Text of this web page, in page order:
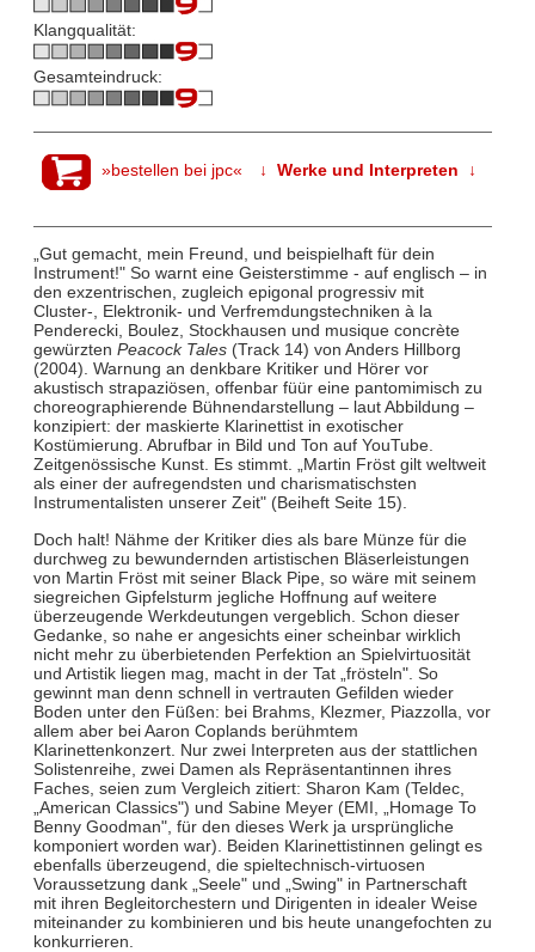
Klangqualität:
Gesamteindruck:
»bestellen bei jpc« ↓ Werke und Interpreten ↓
„Gut gemacht, mein Freund, und beispielhaft für dein
Instrument!" So warnt eine Geisterstimme - auf englisch – in
den exzentrischen, zugleich epigonal progressiv mit
Cluster-, Elektronik- und Verfremdungstechniken à la
Penderecki, Boulez, Stockhausen und musique concrète
gewürzten Peacock Tales(Track 14) von Anders Hillborg
(2004). Warnung an denkbare Kritiker und Hörer vor
akustisch strapaziösen, offenbar füür eine pantomimisch zu
choreographierende Bühnendarstellung – laut Abbildung –
konzipiert: der maskierte Klarinettist in exotischer
Kostümierung. Abrufbar in Bild und Ton auf YouTube.
Zeitgenössische Kunst. Es stimmt. „Martin Fröst gilt weltweit
als einer der aufregendsten und charismatischsten
Instrumentalisten unserer Zeit" (Beiheft Seite 15).
Doch halt! Nähme der Kritiker dies als bare Münze für die
durchweg zu bewundernden artistischen Bläserleistungen
von Martin Fröst mit seiner Black Pipe, so wäre mit seinem
siegreichen Gipfelsturm jegliche Hoffnung auf weitere
überzeugende Werkdeutungen vergeblich. Schon dieser
Gedanke, so nahe er angesichts einer scheinbar wirklich
nicht mehr zu überbietenden Perfektion an Spielvirtuosität
und Artistik liegen mag, macht in der Tat „frösteln". So
gewinnt man denn schnell in vertrauten Gefilden wieder
Boden unter den Füßen: bei Brahms, Klezmer, Piazzolla, vor
allem aber bei Aaron Coplands berühmtem
Klarinettenkonzert. Nur zwei Interpreten aus der stattlichen
Solistenreihe, zwei Damen als Repräsentantinnen ihres
Faches, seien zum Vergleich zitiert: Sharon Kam (Teldec,
„American Classics") und Sabine Meyer (EMI, „Homage To
Benny Goodman", für den dieses Werk ja ursprüngliche
komponiert worden war). Beiden Klarinettistinnen gelingt es
ebenfalls überzeugend, die spieltechnisch-virtuosen
Voraussetzung dank „Seele" und „Swing" in Partnerschaft
mit ihren Begleitorchestern und Dirigenten in idealer Weise
miteinander zu kombinieren und bis heute unangefochten zu
konkurrieren.